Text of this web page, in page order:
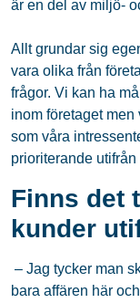
är en del av miljö-
Allt grundar sig
vara olika från
frågor. Vi kan ha
inom företaget
som våra
prioriterande
Finns det
kunder
– Jag tycker man
bara affären här